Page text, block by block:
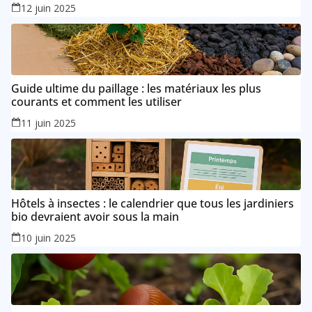
12 juin 2025
Guide ultime du paillage : les matériaux les plus
courants et comment les utiliser
11 juin 2025
Hôtels à insectes : le calendrier que tous les jardiniers
bio devraient avoir sous la main
10 juin 2025